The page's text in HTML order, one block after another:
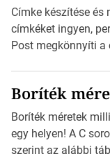
Címke készítése és
címkéket ingyen,
Post megkönnyíti a
igazán foroghatnak
zajlik a saját címke
Válasszon méretet
méretét. Akár
Boríték
Boríték méretek
egy helyen! A C
szerint az alábbi